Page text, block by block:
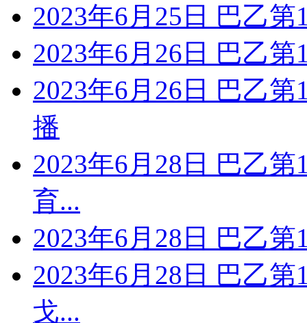
2023年6月25日 巴乙
2023年6月26日 巴乙
2023年6月26日 巴乙
播
2023年6月28日 巴乙
育...
2023年6月28日 巴乙
2023年6月28日 巴乙
戈...